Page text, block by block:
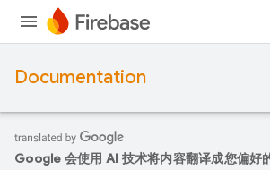
Documentation
Google 会使用 AI 技术将内容翻译成您偏好